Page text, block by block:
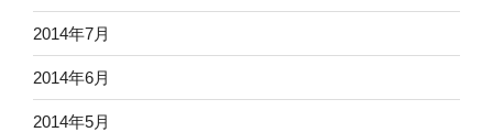
2014年7月
2014年6月
2014年5月